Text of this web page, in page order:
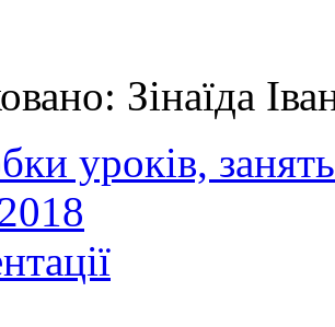
Зінаїда
уроків, занять